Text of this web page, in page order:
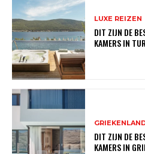
LUXE REIZEN
DIT ZIJN DE
KAMERS IN
DIT ZIJN DE
KAMERS IN